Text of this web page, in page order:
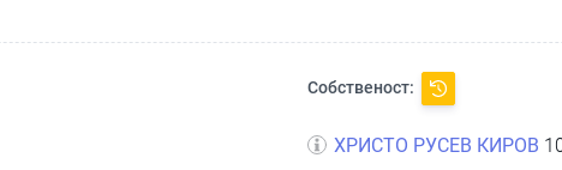
Собственост:
ХРИСТО РУСЕВ КИРОВ